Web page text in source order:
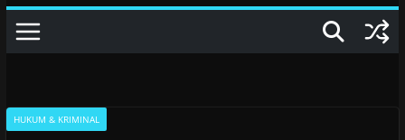
HUKUM & KRIMINAL